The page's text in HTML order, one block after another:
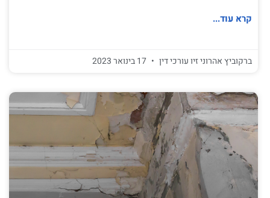
קרא עוד...
ברקוביץ אהרוני זיו עורכי דין